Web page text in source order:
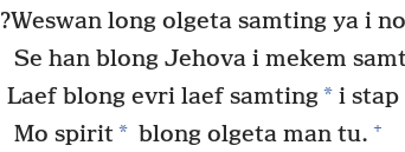
?Weswan long olgeta samting ya i
Se han blong Jehova i mekem
Laef blong evri laef samting*i stap
Mo spirit* blong olgeta man tu. +